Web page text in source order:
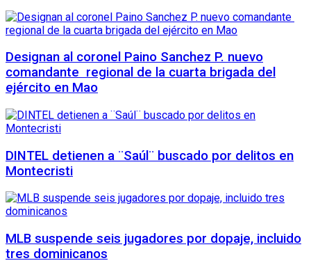
Designan al coronel Paino Sanchez P. nuevo
comandante regional de la cuarta brigada del
ejército en Mao
DINTEL detienen a ¨Saúl¨ buscado por delitos en
Montecristi
MLB suspende seis jugadores por dopaje, incluido
tres dominicanos